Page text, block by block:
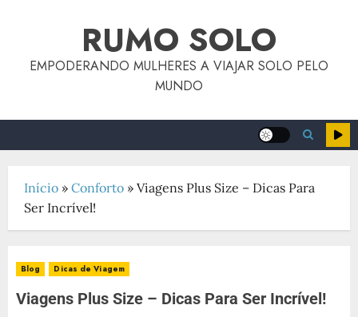
RUMO SOLO
EMPODERANDO MULHERES A VIAJAR SOLO PELO
MUNDO
Início » Conforto » Viagens Plus Size – Dicas Para
Ser Incrível!
Blog Dicas de Viagem
Viagens Plus Size – Dicas Para Ser Incrível!